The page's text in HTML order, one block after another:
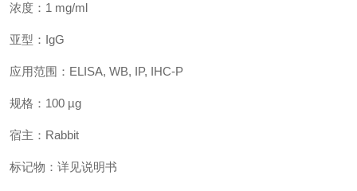
浓度：1 mg/ml
亚型：IgG
应用范围：ELISA, WB, IP, IHC-P
规格：100 µg
宿主：Rabbit
标记物：详见说明书